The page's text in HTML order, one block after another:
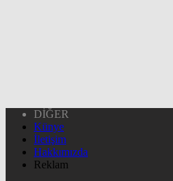
DİĞER
Künye
İletişim
Hakkımızda
Reklam